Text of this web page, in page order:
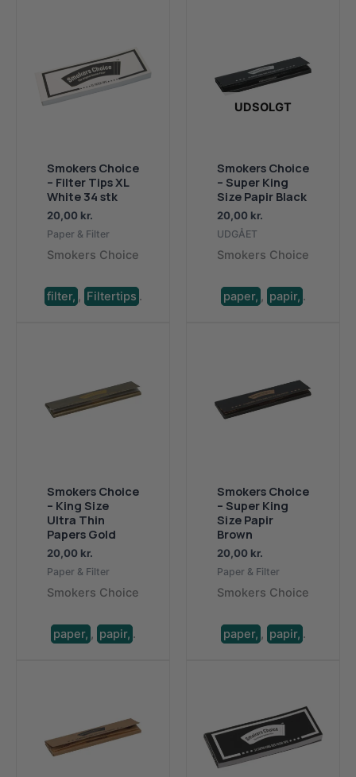
Smokers Choice
– Filter Tips XL
White 34 stk
20,00 kr.
Paper & Filter
Smokers Choice
filter, , Filtertips .
UDSOLGT
Smokers Choice
– Super King
Size Papir Black
20,00 kr.
UDGÅET
Smokers Choice
paper, , papir, .
Smokers Choice
– King Size
Ultra Thin
Papers Gold
20,00 kr.
Paper & Filter
Smokers Choice
paper, , papir, .
Smokers Choice
– Super King
Size Papir
Brown
20,00 kr.
Paper & Filter
Smokers Choice
paper, , papir, .